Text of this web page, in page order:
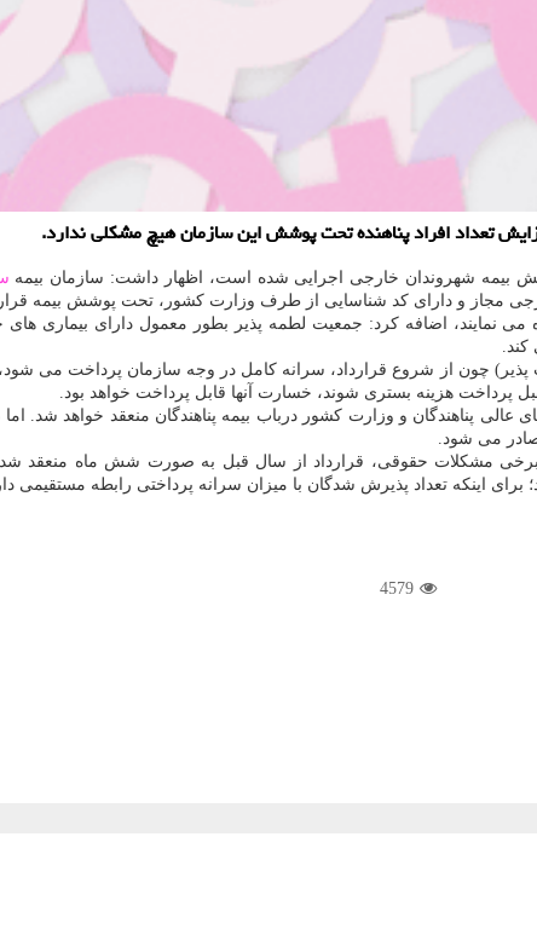
تعداد افراد پناهنده تحت پوشش این سازمان هیچ مشكلی ندارد.
مجاز و دارای كد شناسایی از طرف وزارت كشور، تحت پوشش بیمه قرار
می نمایند، اضافه كرد: جمعیت لطمه پذیر بطور معمول دارای بیماری
چون از شروع قرارداد، سرانه كامل در وجه سازمان پرداخت می شود،
پرداخت هزینه بستری شوند، خسارت آنها قابل پرداخت خواهد بود.
پناهندگان و وزارت كشور درباب بیمه پناهندگان منعقد خواهد شد.
می شود.
مشكلات حقوقی، قرارداد از سال قبل به صورت شش ماه منعقد
اینكه تعداد پذیرش شدگان با میزان سرانه پرداختی رابطه مستقیمی
4579